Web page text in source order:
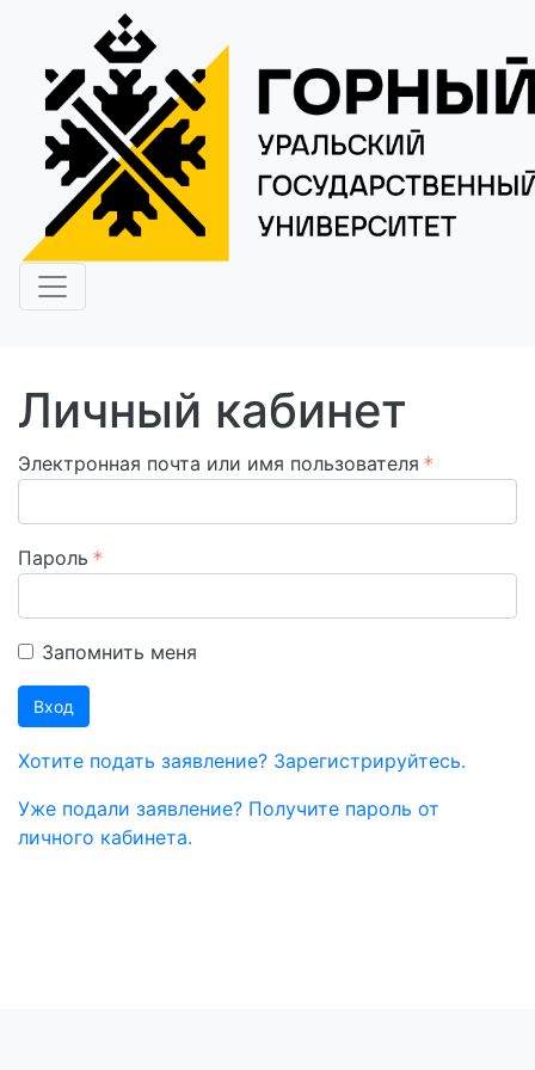
Личный кабинет
Электронная почта или имя пользователя
Пароль
Запомнить меня
Вход
Хотите подать заявление? Зарегистрируйтесь.
Уже подали заявление? Получите пароль от
личного кабинета.